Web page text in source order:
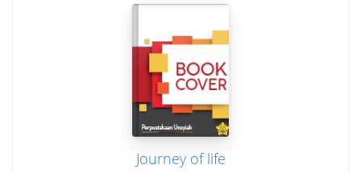
Journey of life